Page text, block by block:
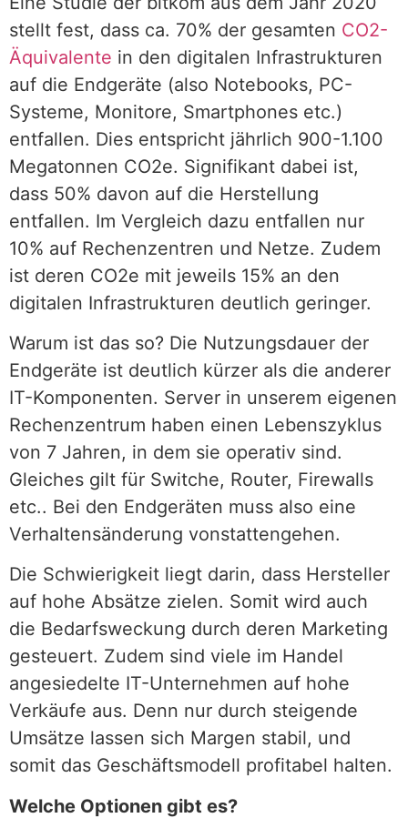
stellt fest, dass ca. 70% der gesamten CO2-
Äquivalente in den digitalen Infrastrukturen
auf die Endgeräte (also Notebooks, PC-
Systeme, Monitore, Smartphones etc.)
entfallen. Dies entspricht jährlich 900-1.100
Megatonnen CO2e. Signifikant dabei ist,
dass 50% davon auf die Herstellung
entfallen. Im Vergleich dazu entfallen nur
10% auf Rechenzentren und Netze. Zudem
ist deren CO2e mit jeweils 15% an den
digitalen Infrastrukturen deutlich geringer.
Warum ist das so? Die Nutzungsdauer der
Endgeräte ist deutlich kürzer als die anderer
IT-Komponenten. Server in unserem eigenen
Rechenzentrum haben einen Lebenszyklus
von 7 Jahren, in dem sie operativ sind.
Gleiches gilt für Switche, Router, Firewalls
etc.. Bei den Endgeräten muss also eine
Verhaltensänderung vonstattengehen.
Die Schwierigkeit liegt darin, dass Hersteller
auf hohe Absätze zielen. Somit wird auch
die Bedarfsweckung durch deren Marketing
gesteuert. Zudem sind viele im Handel
angesiedelte IT-Unternehmen auf hohe
Verkäufe aus. Denn nur durch steigende
Umsätze lassen sich Margen stabil, und
somit das Geschäftsmodell profitabel halten.
Welche Optionen gibt es?